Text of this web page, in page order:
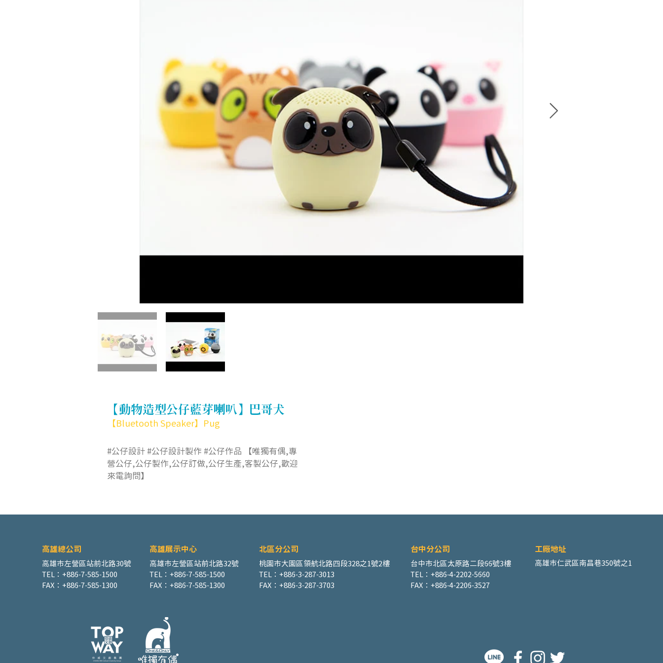
【動物造型公仔藍芽喇叭】巴哥犬
【Bluetooth Speaker】Pug
#公仔設計 #公仔設計製作 #公仔作品 【唯獨有偶,專
營公仔,公仔製作,公仔訂做,公仔生產,客製公仔,歡迎
來電詢問】
高雄總公司 高雄展示中心
高雄市左營區站前北路30號
TEL：+886-7-585-1500
FAX：+886-7-585-1300
高雄市左營區站前北路32號
TEL：+886-7-585-1500
FAX：+886-7-585-1300
台中分公司 工廠地址
台中市北區太原路二段66號3樓
TEL：+886-4-2202-5660
FAX：+886-4-2206-3527
高雄市仁武區南昌巷350號之1
​北區分公司
桃園市大園區領航北路四段328之1號2樓
TEL：+886-3-287-3013
FAX：+886-3-287-3703